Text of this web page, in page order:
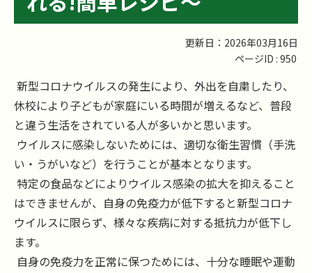
更新日：2026年03月16日
ページID : 950
新型コロナウイルスの発生により、外出を自粛したり、
休校により子どもが家庭にいる時間が増えるなど、普段
と違う生活をされている人が多いかと思います。
ウイルスに感染しないためには、適切な衛生習慣（手洗
い・うがいなど）を行うことが基本となります。
特定の食品などによりウイルス感染の拡大を抑えること
はできませんが、自身の免疫力が低下すると新型コロナ
ウイルスに限らず、様々な疾病に対する抵抗力が低下し
ます。
自身の免疫力を正常に保つためには、十分な睡眠や運動